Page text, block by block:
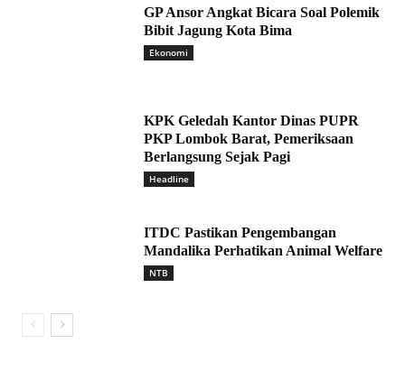
GP Ansor Angkat Bicara Soal Polemik
Bibit Jagung Kota Bima
Ekonomi
KPK Geledah Kantor Dinas PUPR
PKP Lombok Barat, Pemeriksaan
Berlangsung Sejak Pagi
Headline
ITDC Pastikan Pengembangan
Mandalika Perhatikan Animal Welfare
NTB